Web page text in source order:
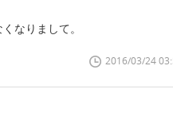
なりまして。
2016/03/24